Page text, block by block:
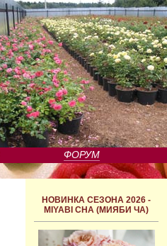
ФОРУМ
НОВИНКА СЕЗОНА 2026 -
MIYABI CHA (МИЯБИ ЧА)